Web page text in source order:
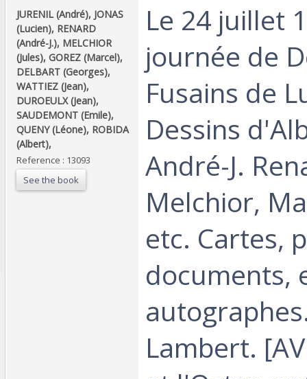
‎JURENIL (André), JONAS
(Lucien), RENARD
(André-J.), MELCHIOR
(Jules), GOREZ (Marcel),
DELBART (Georges),
WATTIEZ (Jean),
DUROEULX (Jean),
SAUDEMONT (Emile),
QUENY (Léone), ROBIDA
(Albert), ‎
Reference : 13093
See the book
‎Le 24 juillet
journée de
Fusains de
Dessins
André-J.
Melchior,
etc. Cartes,
documents,
Lambert.